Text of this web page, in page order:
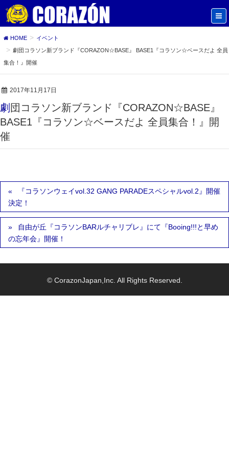
HOME
イベント
劇団コラソン新ブランド『CORAZON☆BASE』 BASE1『コラソン☆ベースだよ 全員
集合！』開催
2017年11月17日
劇団コラソン新ブランド『CORAZON☆BASE』
BASE1『コラソン☆ベースだよ 全員集合！』開
催
『コラソンウェイvol.32 GANG PARADEスペシャルvol.2』開催
決定！
自由が丘『コラソンBARルチャリブレ』にて『Booing!!!と早め
の忘年会』開催！
© CorazonJapan,Inc. All Rights Reserved.